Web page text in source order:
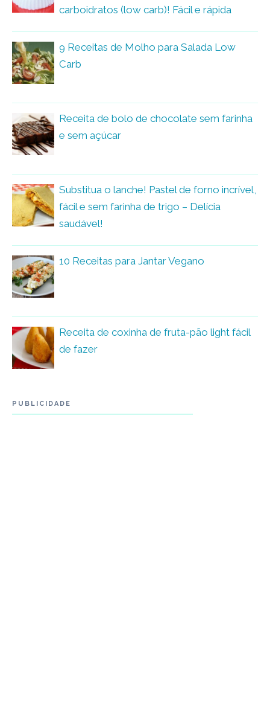
carboidratos (low carb)! Fácil e rápida
9 Receitas de Molho para Salada Low
Carb
Receita de bolo de chocolate sem farinha
e sem açúcar
Substitua o lanche! Pastel de forno incrível,
fácil e sem farinha de trigo – Delícia
saudável!
10 Receitas para Jantar Vegano
Receita de coxinha de fruta-pão light fácil
de fazer
PUBLICIDADE